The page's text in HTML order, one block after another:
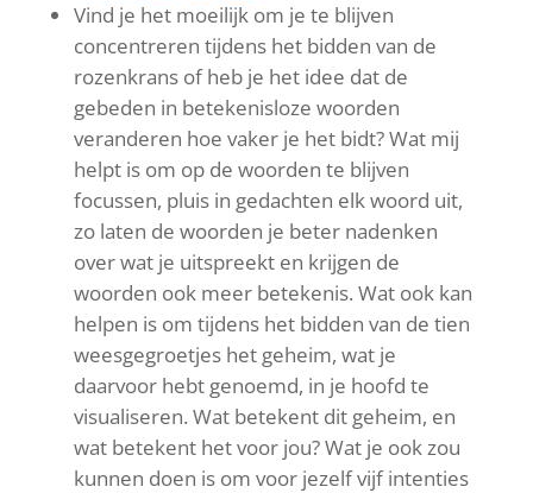
Vind je het moeilijk om je te blijven
concentreren tijdens het bidden van de
rozenkrans of heb je het idee dat de
gebeden in betekenisloze woorden
veranderen hoe vaker je het bidt? Wat mij
helpt is om op de woorden te blijven
focussen, pluis in gedachten elk woord uit,
zo laten de woorden je beter nadenken
over wat je uitspreekt en krijgen de
woorden ook meer betekenis. Wat ook kan
helpen is om tijdens het bidden van de tien
weesgegroetjes het geheim, wat je
daarvoor hebt genoemd, in je hoofd te
visualiseren. Wat betekent dit geheim, en
wat betekent het voor jou? Wat je ook zou
kunnen doen is om voor jezelf vijf intenties